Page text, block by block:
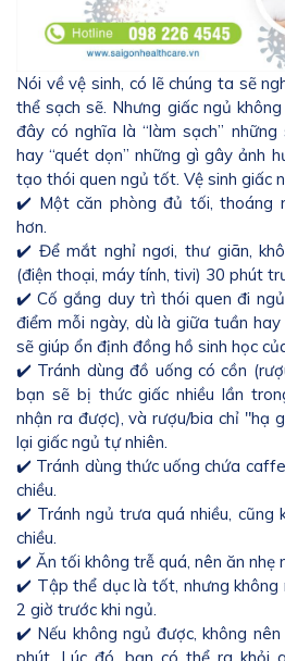
Nói về vệ sinh, có lẽ chúng ta sẽ
thể sạch sẽ. Nhưng giấc ngủ
đây có nghĩa là “làm sạch”
hay “quét dọn” những gì gây ảnh
tạo thói quen ngủ tốt. Vệ sinh giấc
✔️ Một căn phòng đủ tối, thoáng
hơn.
✔️ Để mắt nghỉ ngơi, thư giãn,
(điện thoại, máy tính, tivi) 30 phút
✔️ Cố gắng duy trì thói quen đi
điểm mỗi ngày, dù là giữa tuần
sẽ giúp ổn định đồng hồ sinh học
✔️ Tránh dùng đồ uống có cồn
bạn sẽ bị thức giấc nhiều lần
nhận ra được), và rượu/bia chỉ "hạ
lại giấc ngủ tự nhiên.
✔️ Tránh dùng thức uống chứa
chiều.
✔️ Tránh ngủ trưa quá nhiều, cũng
chiều.
✔️ Ăn tối không trễ quá, nên ăn nhẹ
✔️ Tập thể dục là tốt, nhưng không
2 giờ trước khi ngủ.
✔️ Nếu không ngủ được, không